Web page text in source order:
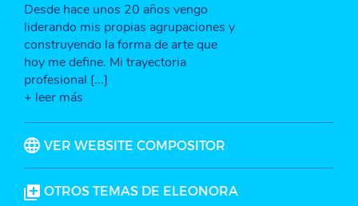
Desde hace unos 20 años vengo
liderando mis propias agrupaciones y
construyendo la forma de arte que
hoy me define. Mi trayectoria
profesional [...]
+ leer más
VER WEBSITE COMPOSITOR
OTROS TEMAS DE ELEONORA